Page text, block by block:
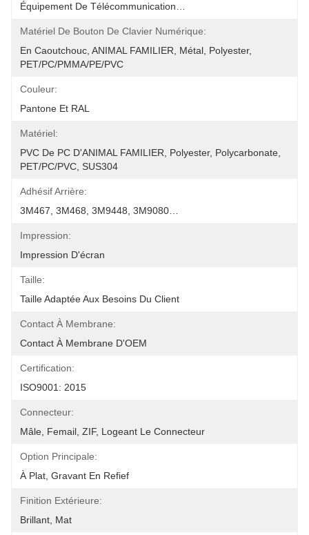
Équipement De Télécommunication…
Matériel De Bouton De Clavier Numérique:
En Caoutchouc, ANIMAL FAMILIER, Métal, Polyester,
PET/PC/PMMA/PE/PVC
Couleur:
Pantone Et RAL
Matériel:
PVC De PC D'ANIMAL FAMILIER, Polyester, Polycarbonate,
PET/PC/PVC, SUS304
Adhésif Arrière:
3M467, 3M468, 3M9448, 3M9080…
Impression:
Impression D'écran
Taille:
Taille Adaptée Aux Besoins Du Client
Contact À Membrane:
Contact À Membrane D'OEM
Certification:
ISO9001: 2015
Connecteur:
Mâle, Femail, ZIF, Logeant Le Connecteur
Option Principale:
À Plat, Gravant En Refief
Finition Extérieure:
Brillant, Mat